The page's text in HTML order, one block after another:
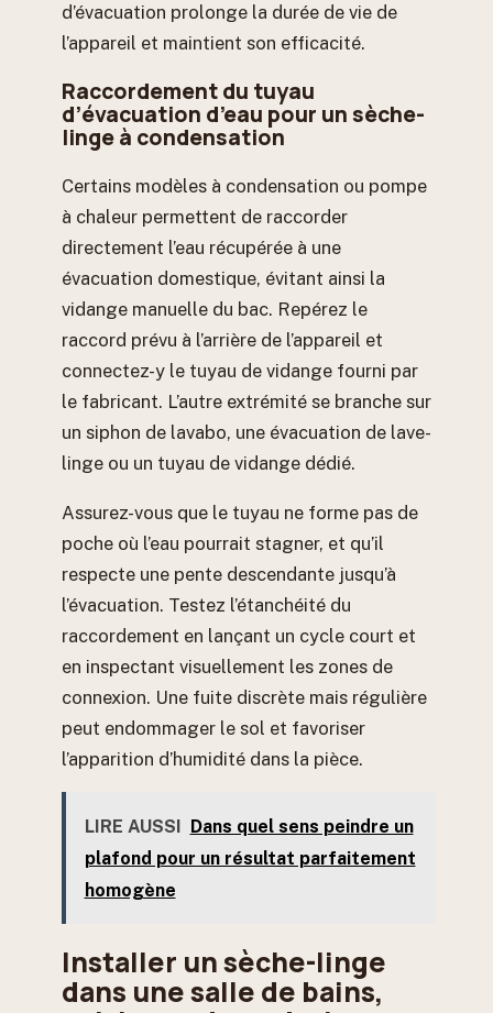
d’évacuation prolonge la durée de vie de
l’appareil et maintient son efficacité.
Raccordement du tuyau
d’évacuation d’eau pour un sèche-
linge à condensation
Certains modèles à condensation ou pompe
à chaleur permettent de raccorder
directement l’eau récupérée à une
évacuation domestique, évitant ainsi la
vidange manuelle du bac. Repérez le
raccord prévu à l’arrière de l’appareil et
connectez-y le tuyau de vidange fourni par
le fabricant. L’autre extrémité se branche sur
un siphon de lavabo, une évacuation de lave-
linge ou un tuyau de vidange dédié.
Assurez-vous que le tuyau ne forme pas de
poche où l’eau pourrait stagner, et qu’il
respecte une pente descendante jusqu’à
l’évacuation. Testez l’étanchéité du
raccordement en lançant un cycle court et
en inspectant visuellement les zones de
connexion. Une fuite discrète mais régulière
peut endommager le sol et favoriser
l’apparition d’humidité dans la pièce.
LIRE AUSSI Dans quel sens peindre un
plafond pour un résultat parfaitement
homogène
Installer un sèche-linge
dans une salle de bains,